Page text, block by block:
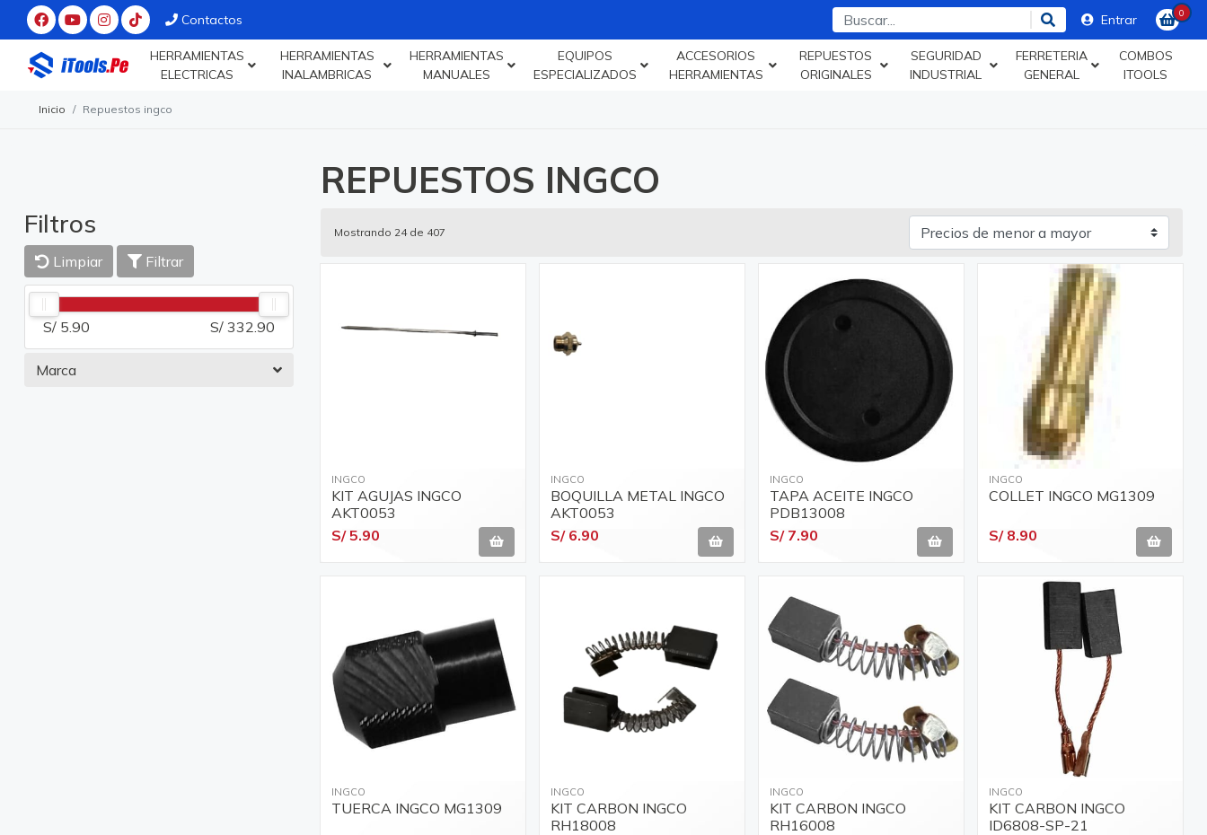
Contactos Entrar 0
HERRAMIENTAS
ELECTRICAS
HERRAMIENTAS
INALAMBRICAS
HERRAMIENTAS
MANUALES
EQUIPOS
ESPECIALIZADOS
ACCESORIOS
HERRAMIENTAS
REPUESTOS
ORIGINALES
SEGURIDAD
INDUSTRIAL
FERRETERIA
GENERAL
COMBOS
ITOOLS
Inicio Repuestos ingco
REPUESTOS INGCO
Filtros
Limpiar Filtrar
S/ 5.90 S/ 332.90
Marca
Mostrando 24 de 407
INGCO
KIT AGUJAS INGCO
AKT0053
S/ 5.90
INGCO
BOQUILLA METAL INGCO
AKT0053
S/ 6.90
INGCO
TAPA ACEITE INGCO
PDB13008
S/ 7.90
INGCO
COLLET INGCO MG1309
S/ 8.90
INGCO
TUERCA INGCO MG1309
INGCO
KIT CARBON INGCO
RH18008
INGCO
KIT CARBON INGCO
RH16008
INGCO
KIT CARBON INGCO
ID6808-SP-21